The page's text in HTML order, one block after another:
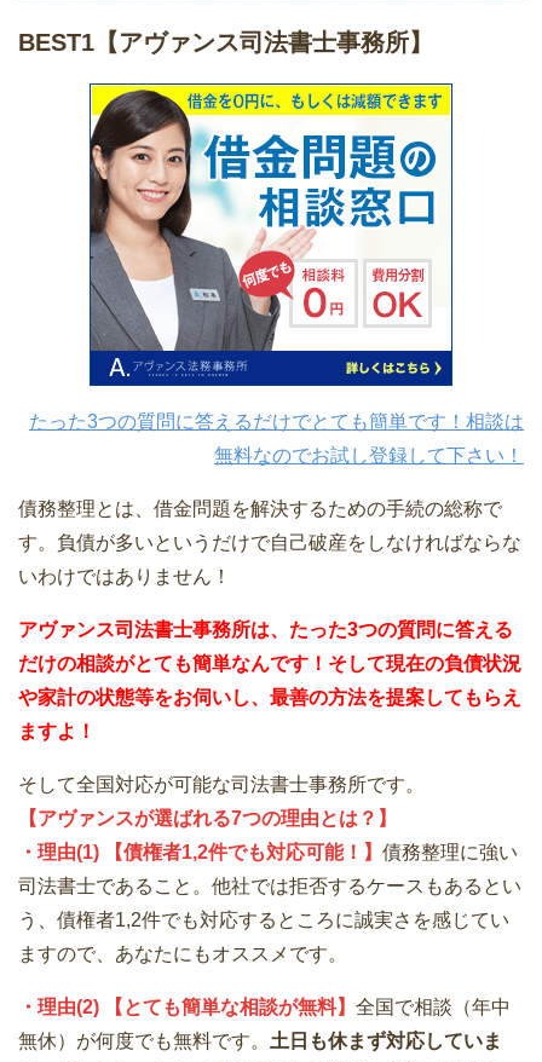
BEST1 【アヴァンス司法書士事務所】
たった3つの質問に答えるだけでとても簡単です！相談は
無料なのでお試し登録して下さい！
債務整理とは、借金問題を解決するための手続の総称で
す。負債が多いというだけで自己破産をしなければならな
いわけではありません！
アヴァンス司法書士事務所は、 たった3つの質問に答える
だけの相談がとても簡単なんです！そして現在の負債状況
や家計の状態等をお伺いし、最善の方法を提案してもらえ
ますよ！
そして全国対応が可能な司法書士事務所です。
【アヴァンスが選ばれる7つの理由とは？】
・理由(1) 【債権者1,2件でも対応可能！】 債務整理に強い
司法書士であること。他社では拒否するケースもあるとい
う、債権者1,2件でも対応するところに誠実さを感じてい
ますので、あなたにもオススメです。
・理由(2) 【とても簡単な相談が無料】 全国で相談（年中
無休）が何度でも無料です。 土日も休まず対応していま